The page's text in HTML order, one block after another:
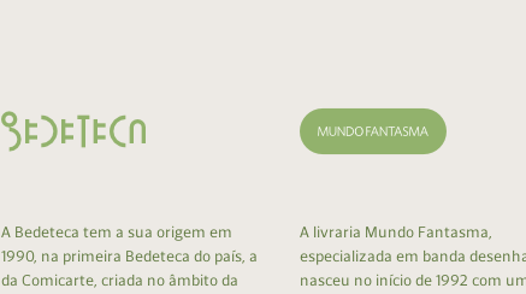
A Bedeteca tem a sua origem em
1990, na primeira Bedeteca do país, a
da Comicarte, criada no âmbito da
A livraria Mundo Fantasma,
especializada em banda
nasceu no início de 1992 com